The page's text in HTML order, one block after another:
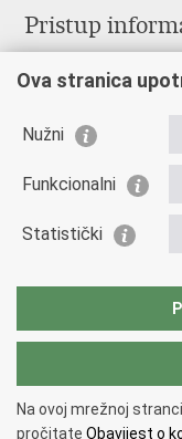
Pristup
Savjetovanje
Zapošljavanje
Odnosi s javnošću
Važne poveznice
Ministarstvo
Copyright © 2026
Ova stranica
Nužni
Funkcionalni
Statistički
Na ovoj mrežnoj
pročitate Obavijest o